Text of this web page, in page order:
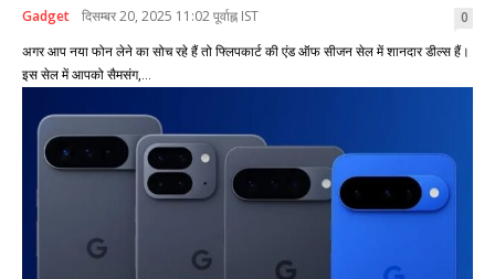
Gadget दिसम्बर 20, 2025 11:02 पूर्वाह्न IST 0
अगर आप नया फोन लेने का सोच रहे हैं तो फ्लिपकार्ट की एंड ऑफ सीजन सेल में शानदार डील्स हैं।
इस सेल में आपको सैमसंग,...